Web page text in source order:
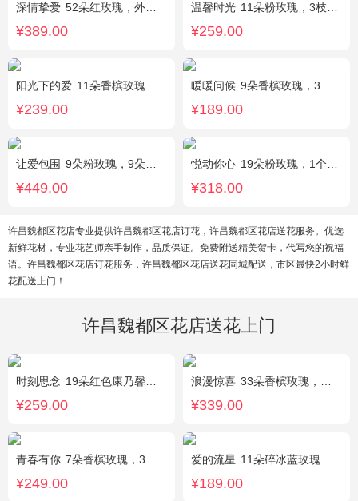
深情挚爱 52朵红玫瑰，外围相思梅
¥389.00
温馨时光 11朵粉玫瑰，3枝多头粉百合，黄莺搭配
¥259.00
阳光下的爱 11朵香槟玫瑰，3朵向日葵，1个蓝色绣球，配花、绿叶搭配
¥239.00
暖暖问候 9朵香槟玫瑰，3朵向日葵，满天星、绿叶搭配
¥189.00
让爱包围 9朵粉玫瑰，9朵红玫瑰，7朵白玫瑰，7朵蓝玫瑰，7朵香槟玫瑰，满天星和绿草丰满外围，随机赠送两只公仔
¥449.00
悦动你心 19朵粉玫瑰，1个粉色绣球，2个白色乒乓菊，粉色桔梗、尤加利间插丰满
¥318.00
许昌魏都区花店专业提供许昌魏都区花店订花，许昌魏都区花店送花服务。优选
新鲜花材，专业花艺师亲手制作，品质保证。免费附送精美贺卡，代写您的祝福
语。许昌魏都区花店订花服务，许昌魏都区花店送花同城配送，市区最快2小时鲜
花配送上门！
许昌魏都区花店送花上门
时刻思念 19朵红色康乃馨，2朵多头粉百合，满天星、绿叶搭配
¥259.00
浪漫惊喜 33朵香槟玫瑰，白桔梗、尤加利间插
¥339.00
青春有你 7朵香槟玫瑰，3朵向日葵，一个绣球，桔梗、配花、配草搭配
¥249.00
爱的流星 11朵碎冰蓝玫瑰，尤加利绿叶搭配
¥189.00